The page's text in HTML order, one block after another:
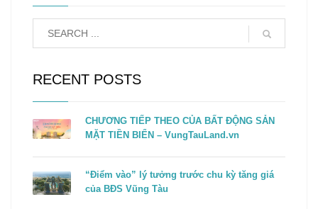
RECENT POSTS
CHƯƠNG TIẾP THEO CỦA BẤT ĐỘNG SẢN
MẶT TIỀN BIỂN – VungTauLand.vn
“Điểm vào” lý tưởng trước chu kỳ tăng giá
của BĐS Vũng Tàu